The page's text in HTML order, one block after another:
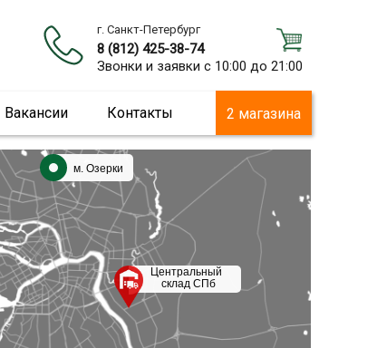
г. Санкт-Петербург
8 (812) 425-38-74
Звонки и заявки с 10:00 до 21:00
Вакансии Контакты 2 магазина
м. Озерки
Центральный
склад СПб